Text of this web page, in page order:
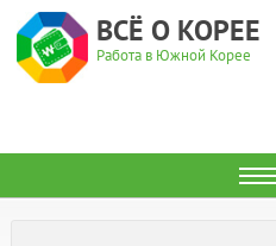
ВСЁ О КОРЕЕ
Работа в Южной Корее